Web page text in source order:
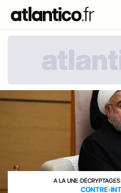
A LA UNE›DÉCRYPTAGES
CONTRE-